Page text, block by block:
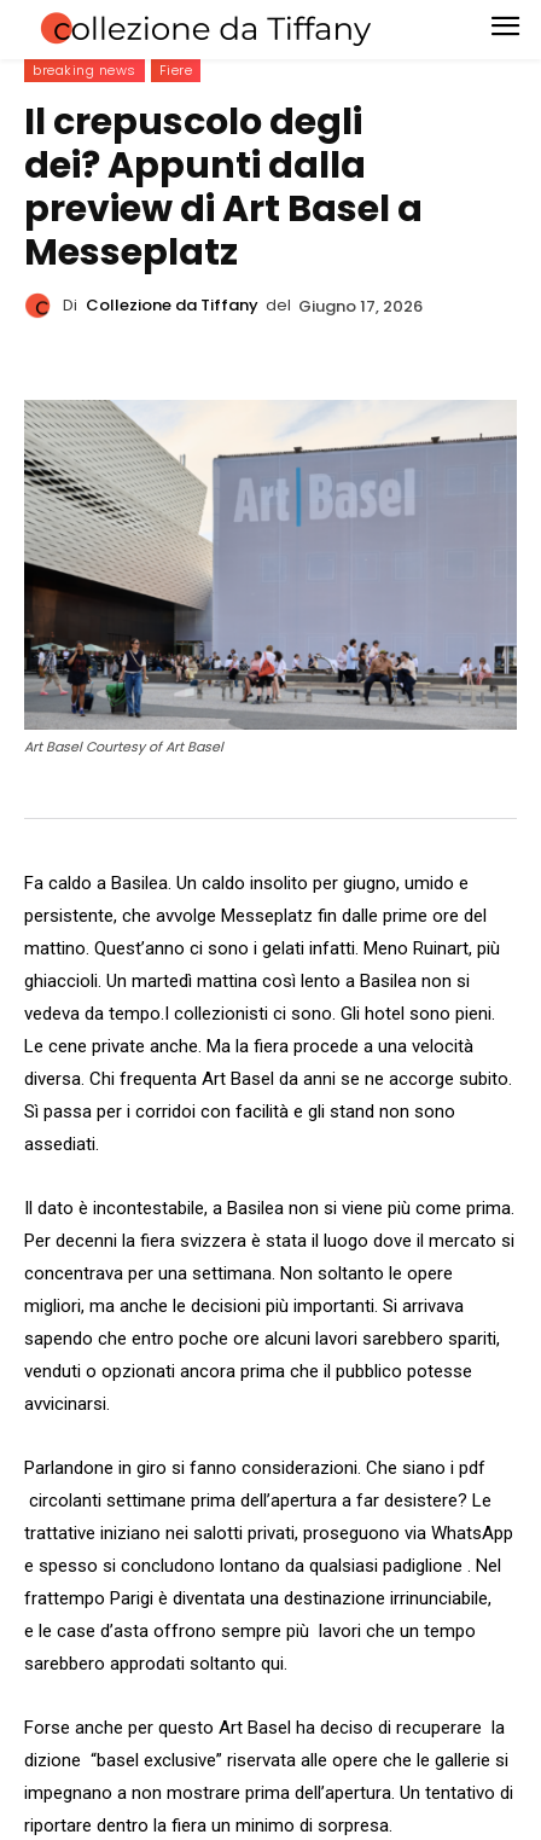
breaking news Fiere
Il crepuscolo degli
dei? Appunti dalla
preview di Art Basel a
Messeplatz
Di Collezione da Tiffany del Giugno 17, 2026
Art Basel Courtesy of Art Basel
Fa caldo a Basilea. Un caldo insolito per giugno, umido e
persistente, che avvolge Messeplatz fin dalle prime ore del
mattino. Quest’anno ci sono i gelati infatti. Meno Ruinart, più
ghiaccioli. Un martedì mattina così lento a Basilea non si
vedeva da tempo.I collezionisti ci sono. Gli hotel sono pieni.
Le cene private anche. Ma la fiera procede a una velocità
diversa. Chi frequenta Art Basel da anni se ne accorge subito.
Sì passa per i corridoi con facilità e gli stand non sono
assediati.
Il dato è incontestabile, a Basilea non si viene più come prima.
Per decenni la fiera svizzera è stata il luogo dove il mercato si
concentrava per una settimana. Non soltanto le opere
migliori, ma anche le decisioni più importanti. Si arrivava
sapendo che entro poche ore alcuni lavori sarebbero spariti,
venduti o opzionati ancora prima che il pubblico potesse
avvicinarsi.
Parlandone in giro si fanno considerazioni. Che siano i pdf
circolanti settimane prima dell’apertura a far desistere? Le
trattative iniziano nei salotti privati, proseguono via WhatsApp
e spesso si concludono lontano da qualsiasi padiglione . Nel
frattempo Parigi è diventata una destinazione irrinunciabile,
e le case d’asta offrono sempre più lavori che un tempo
sarebbero approdati soltanto qui.
Forse anche per questo Art Basel ha deciso di recuperare la
dizione “basel exclusive” riservata alle opere che le gallerie si
impegnano a non mostrare prima dell’apertura. Un tentativo di
riportare dentro la fiera un minimo di sorpresa.